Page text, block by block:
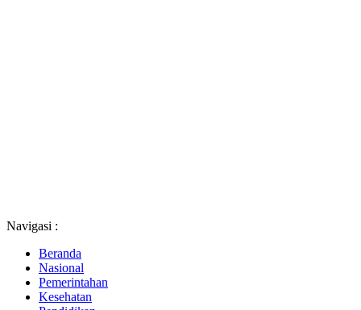
Navigasi :
Beranda
Nasional
Pemerintahan
Kesehatan